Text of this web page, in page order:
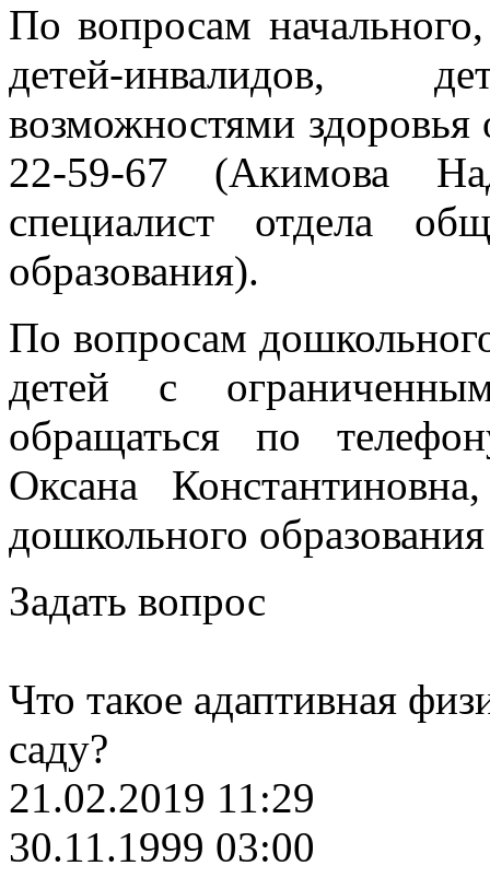
По вопросам
детей-инвалидов,
возможностями
22-59-67 (Акимова
специалист отдела
образования).
По вопросам
детей с
обращаться по
Оксана
дошкольного
Задать вопрос
Что такое адаптивная
саду?
21.02.2019 11:29
30.11.1999 03:00